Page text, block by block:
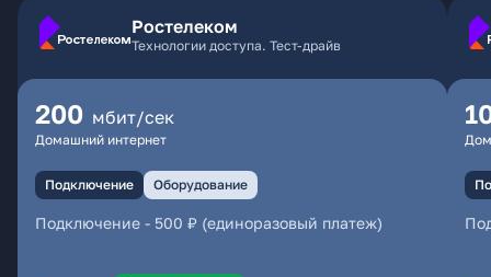
Ростелеком
Технологии доступа. Тест-драйв
200 мбит/сек
Домашний интернет
Подключение Оборудование
Подключение - 500 ₽ (единоразовый платеж)